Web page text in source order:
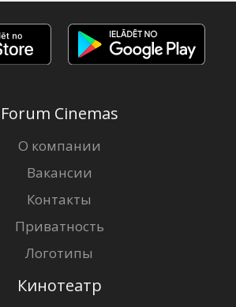
Forum Cinemas
О компании
Вакансии
Контакты
Приватность
Логотипы
Кинотеатр